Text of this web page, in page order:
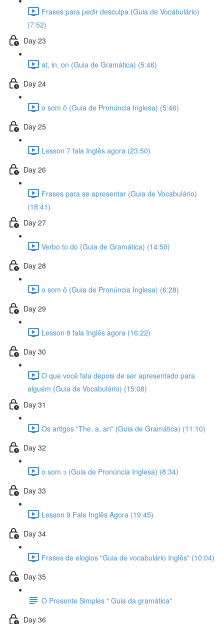
Frases para pedir desculpa (Guia de Vocabulário)
(7:52)
Day 23
at, in, on (Guia de Gramática) (5:46)
Day 24
o som ō (Guia de Pronúncia Inglesa) (5:46)
Day 25
Lesson 7 fala Inglês agora (23:50)
Day 26
Frases para se apresentar (Guia de Vocabulário)
(18:41)
Day 27
Verbo to do (Guia de Gramática) (14:50)
Day 28
o som ô (Guia de Pronúncia Inglesa) (6:28)
Day 29
Lesson 8 fala Inglês agora (16:22)
Day 30
O que você fala depois de ser apresentado para
alguém (Guia de Vocabulário) (15:08)
Day 31
Os artigos "The, a, an" (Guia de Gramática) (11:10)
Day 32
o som ɔ (Guia de Pronúncia Inglesa) (8:34)
Day 33
Lesson 9 Fale Inglês Agora (19:45)
Day 34
Frases de elogios "Guia de vocabulário Inglês" (10:04)
Day 35
O Presente Simples " Guia da gramática"
Day 36